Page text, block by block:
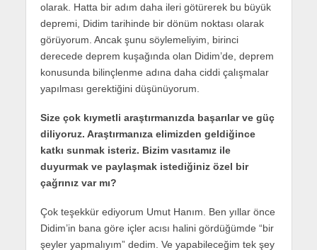
olarak. Hatta bir adım daha ileri götürerek bu büyük
depremi, Didim tarihinde bir dönüm noktası olarak
görüyorum. Ancak şunu söylemeliyim, birinci
derecede deprem kuşağında olan Didim’de, deprem
konusunda bilinçlenme adına daha ciddi çalışmalar
yapılması gerektiğini düşünüyorum.
Size çok kıymetli araştırmanızda başarılar ve güç
diliyoruz. Araştırmanıza elimizden geldiğince
katkı sunmak isteriz. Bizim vasıtamız ile
duyurmak ve paylaşmak istediğiniz özel bir
çağrınız var mı?
Çok teşekkür ediyorum Umut Hanım. Ben yıllar önce
Didim’in bana göre içler acısı halini gördüğümde “bir
şeyler yapmalıyım” dedim. Ve yapabileceğim tek şey